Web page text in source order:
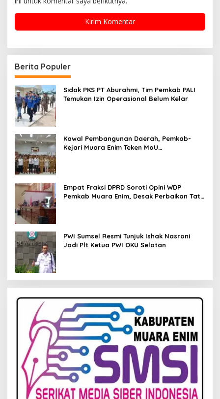
Berita Populer
Sidak PKS PT Aburahmi, Tim Pemkab PALI
Temukan Izin Operasional Belum Kelar
Kawal Pembangunan Daerah, Pemkab-
Kejari Muara Enim Teken MoU
Empat Fraksi DPRD Soroti Opini WDP
Pemkab Muara Enim, Desak Perbaikan Tata
PWI Sumsel Resmi Tunjuk Ishak Nasroni
Jadi Plt Ketua PWI OKU Selatan